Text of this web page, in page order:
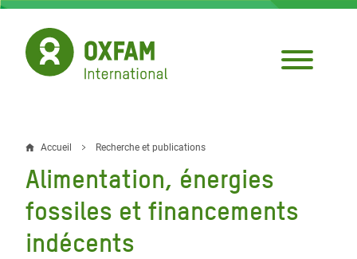
Aller
contenu
principal
Fil
d'Ariane
Accueil Recherche et publications
Alimentation, énergies
fossiles et financements
indécents